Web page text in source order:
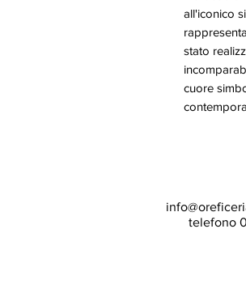
all'iconico
stato
cuore
telefono